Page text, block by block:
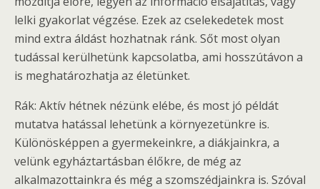
lelki gyakorlat végzése. Ezek az cselekedetek most
mind extra áldást hozhatnak ránk. Sőt most olyan
tudással kerülhetünk kapcsolatba, ami hosszútávon a
is meghatározhatja az életünket.
Rák: Aktív hétnek nézünk elébe, és most jó példát
mutatva hatással lehetünk a környezetünkre is.
Különösképpen a gyermekeinkre, a diákjainkra, a
velünk egyháztartásban élőkre, de még az
alkalmazottainkra és még a szomszédjainkra is. Szóval